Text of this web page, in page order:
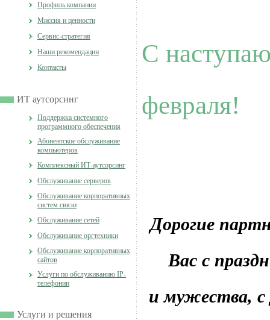
Профиль компании
Миссия и ценности
Cервис-стратегия
Наши рекомендации
Контакты
ИТ аутсорсинг
Поддержка системного
программного обеспечения
Абонентское обслуживание
компьютеров
Комплексный ИТ-аутсорсинг
Обслуживание серверов
Обслуживание корпоративных
систем связи
Обслуживание сетей
Обслуживание оргтехники
Обслуживание корпоративных
сайтов
Услуги по обслуживанию IP-
телефонии
Услуги и решения
С
февраля!
Дорогие
Вас с
и мужества,